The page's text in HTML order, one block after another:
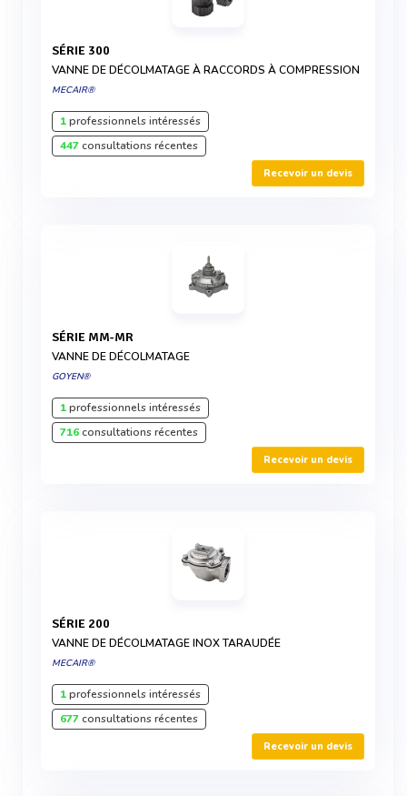
SÉRIE 300
VANNE DE DÉCOLMATAGE À RACCORDS À COMPRESSION
MECAIR®
1professionnels intéressés
447consultations récentes
Recevoir un devis
SÉRIE MM-MR
VANNE DE DÉCOLMATAGE
GOYEN®
1professionnels intéressés
716consultations récentes
Recevoir un devis
SÉRIE 200
VANNE DE DÉCOLMATAGE INOX TARAUDÉE
MECAIR®
1professionnels intéressés
677consultations récentes
Recevoir un devis